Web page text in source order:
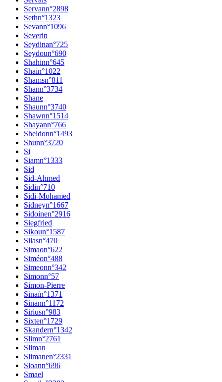
Servann°2898
Sethn°1323
Sevann°1096
Severin
Seydinan°725
Seydoun°690
Shahinn°645
Shain°1022
Shamsn°811
Shann°3734
Shane
Shaunn°3740
Shawnn°1514
Shayann°766
Sheldonn°1493
Shunn°3720
Si
Siamn°1333
Sid
Sid-Ahmed
Sidin°710
Sidi-Mohamed
Sidneyn°1667
Sidoinen°2916
Siegfried
Sikoun°1587
Silasn°470
Simaon°622
Siméon°488
Simeonn°342
Simonn°57
Simon-Pierre
Sinaïn°1371
Sinann°1172
Siriusn°983
Sixten°1729
Skandern°1342
Slimn°2761
Sliman
Slimanen°2331
Sloann°696
Smael